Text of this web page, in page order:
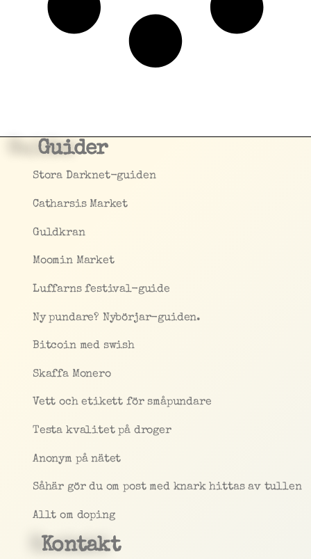
Guider
Stora Darknet-guiden
Catharsis Market
Guldkran
Moomin Market
Luffarns festival-guide
Ny pundare? Nybörjar-guiden.
Bitcoin med swish
Skaffa Monero
Vett och etikett för småpundare
Testa kvalitet på droger
Anonym på nätet
Såhär gör du om post med knark hittas av tullen
Allt om doping
Kontakt